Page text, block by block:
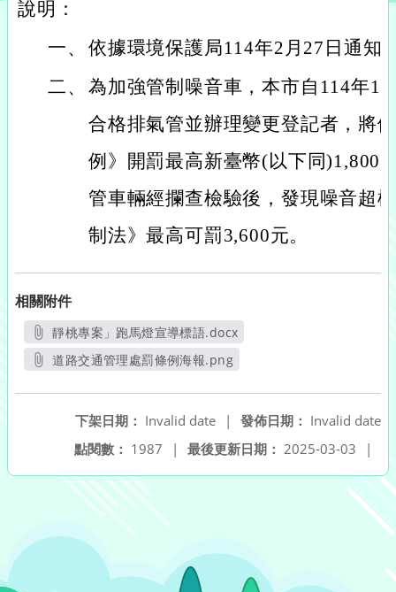
說明：
一、 依據環境保護局114年2月27日通知
二、 為加強管制噪音車，本市自114年1
合格排氣管並辦理變更登記者，將
例》開罰最高新臺幣(以下同)1,800
管車輛經攔查檢驗後，發現噪音超
制法》最高可罰3,600元。
相關附件
靜桃專案」跑馬燈宣導標語.docx
另開新視窗
道路交通管理處罰條例海報.png
發佈日期： Invalid date
下架日期： Invalid date
|
最後更新日期： 2025-03-03 |
點閱數： 1987 |